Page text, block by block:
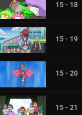
15 - 18
15 - 19
15 - 20
15 - 21